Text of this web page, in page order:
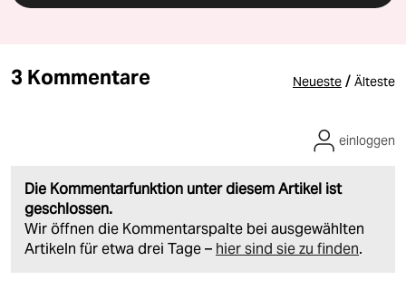
3 Kommentare Neueste / Älteste
Die Kommentarfunktion unter diesem Artikel ist
geschlossen.
Wir öffnen die Kommentarspalte bei ausgewählten
Artikeln für etwa drei Tage – hier sind sie zu finden.
einloggen